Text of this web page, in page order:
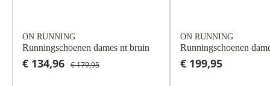
ON RUNNING
Runningschoenen dames nt bruin
€ 134,96 € 179,95
ON RUNNING
Runningschoenen
€ 199,95